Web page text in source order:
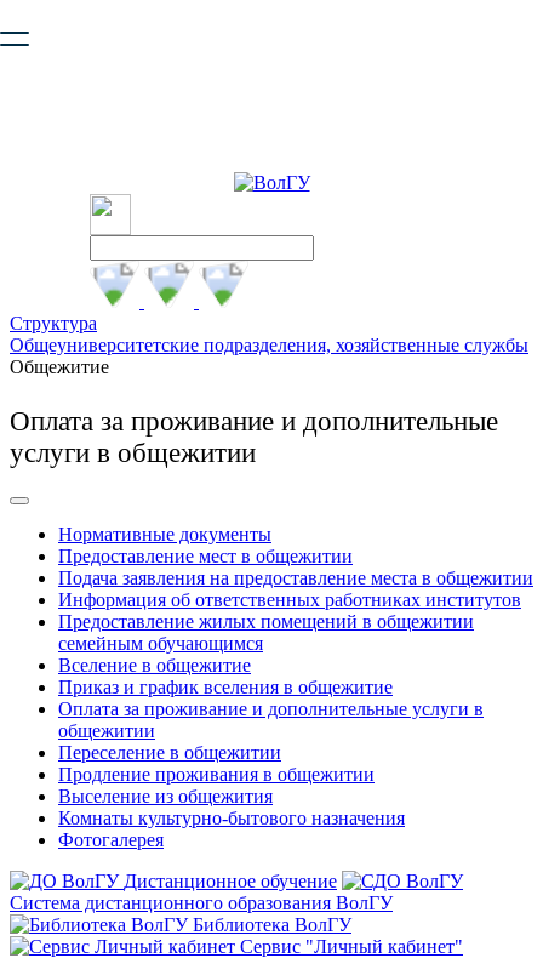
безопасную работу с сайтом. Пожалуйста
Структура
Общеуниверситетские подразделения, хозяйственные службы
Общежитие
Оплата за проживание и дополнительные
услуги в общежитии
Нормативные документы
Предоставление мест в общежитии
Подача заявления на предоставление места в общежитии
Информация об ответственных работниках институтов
Предоставление жилых помещений в общежитии
семейным обучающимся
Вселение в общежитие
Приказ и график вселения в общежитие
Оплата за проживание и дополнительные услуги в
общежитии
Переселение в общежитии
Продление проживания в общежитии
Выселение из общежития
Комнаты культурно-бытового назначения
Фотогалерея
Дистанционное обучение
Система дистанционного образования ВолГУ
Библиотека ВолГУ
Сервис "Личный кабинет"